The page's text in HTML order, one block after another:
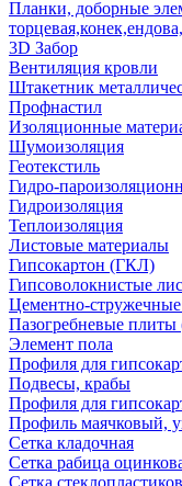
Планки, доборные
3D Забор
Вентиляция кровли
Штакетник
Профнастил
Изоляционные
Шумоизоляция
Геотекстиль
Гидро-
Гидроизоляция
Теплоизоляция
Листовые материалы
Гипсокартон (ГКЛ)
Гипсоволокнистые
Цементно-
Пазогребневые
Элемент пола
Профиля для
Подвесы, крабы
Профиля для
Профиль маячковый,
Сетка кладочная
Сетка рабица
Сетка